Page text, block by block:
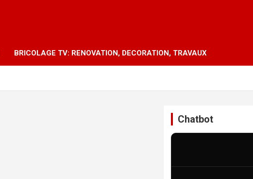
BRICOLAGE TV: RENOVATION, DECORATION, TRAVAUX
Chatbot